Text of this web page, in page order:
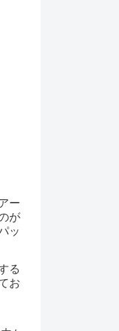
ー
が
ッ
る
お